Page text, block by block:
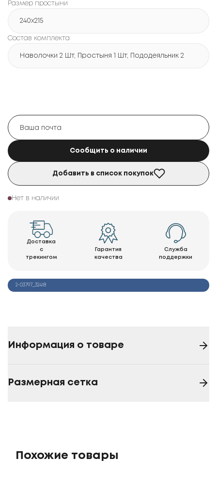
Размер простыни
240х215
Состав комплекта
Наволочки 2 Шт, Простыня 1 Шт, Пододеяльник 2 Шт
Сообщить о наличии
Добавить в список покупок
Нет в наличии
Доставка
с
трекингом
Гарантия
качества
Служба
поддержки
2-03797_32418
Информация о товаре
Размерная сетка
Похожие товары